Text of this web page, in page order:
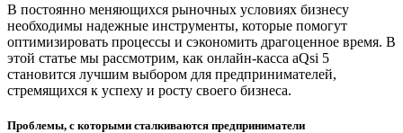
В постоянно меняющихся рыночных условиях бизнесу
необходимы надежные инструменты, которые помогут
оптимизировать процессы и сэкономить драгоценное время. В
этой статье мы рассмотрим, как онлайн-касса aQsi 5
становится лучшим выбором для предпринимателей,
стремящихся к успеху и росту своего бизнеса.
Проблемы, с которыми сталкиваются предприниматели